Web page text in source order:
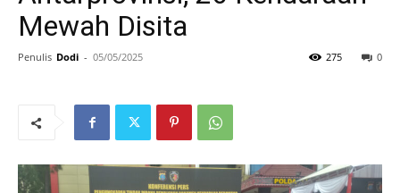
Mewah Disita
Penulis Dodi - 05/05/2025 0
275